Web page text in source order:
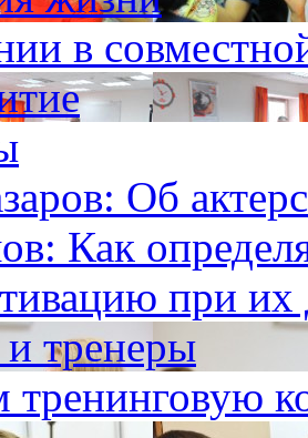
в
Об
Как
при
тренеры
тренинговую